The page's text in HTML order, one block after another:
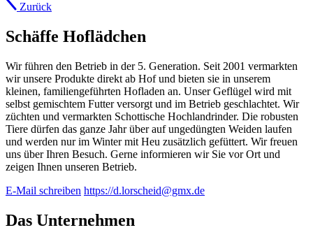
Zurück
Schäffe Hoflädchen
Wir führen den Betrieb in der 5. Generation. Seit 2001 vermarkten
wir unsere Produkte direkt ab Hof und bieten sie in unserem
kleinen, familiengeführten Hofladen an. Unser Geflügel wird mit
selbst gemischtem Futter versorgt und im Betrieb geschlachtet. Wir
züchten und vermarkten Schottische Hochlandrinder. Die robusten
Tiere dürfen das ganze Jahr über auf ungedüngten Weiden laufen
und werden nur im Winter mit Heu zusätzlich gefüttert. Wir freuen
uns über Ihren Besuch. Gerne informieren wir Sie vor Ort und
zeigen Ihnen unseren Betrieb.
E-Mail schreiben https://d.lorscheid@gmx.de
Das Unternehmen